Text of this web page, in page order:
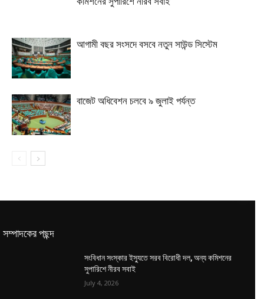
আগামী বছর সংসদে বসবে নতুন সাউন্ড সিস্টেম
বাজেট অধিবেশন চলবে ৯ জুলাই পর্যন্ত
সম্পাদকের পছন্দ
সংবিধান সংস্কার ইস্যুতে সরব বিরোধী দল, অন্য কমিশনের
সুপারিশে নীরব সবাই
July 4, 2026